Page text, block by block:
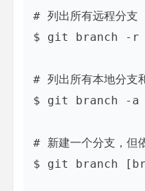
# 列出所有远程分支
$ git branch -r
# 列出所有本地分支
$ git branch -a
# 新建一个分支，但
$ git branch